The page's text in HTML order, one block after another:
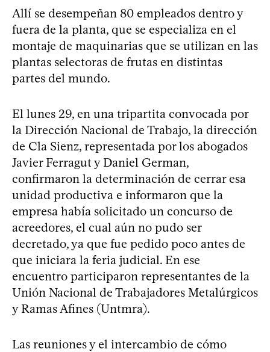
Allí se desempeñan 80 empleados dentro y
fuera de la planta, que se especializa en el
montaje de maquinarias que se utilizan en las
plantas selectoras de frutas en distintas
partes del mundo.
El lunes 29, en una tripartita convocada por
la Dirección Nacional de Trabajo, la dirección
de Cla Sienz, representada por los abogados
Javier Ferragut y Daniel German,
confirmaron la determinación de cerrar esa
unidad productiva e informaron que la
empresa había solicitado un concurso de
acreedores, el cual aún no pudo ser
decretado, ya que fue pedido poco antes de
que iniciara la feria judicial. En ese
encuentro participaron representantes de la
Unión Nacional de Trabajadores Metalúrgicos
y Ramas Afines (Untmra).
Las reuniones y el intercambio de cómo